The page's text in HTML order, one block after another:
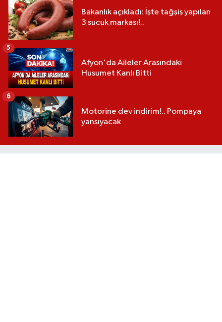
Bakanlık açıkladı: İşte tağşiş yapılan
3 sucuk markası!..
Afyon'da Aileler Arasındaki
Husumet Kanlı Bitti
5
Motorine dev indirim!.. Pompaya
yansıyacak
6